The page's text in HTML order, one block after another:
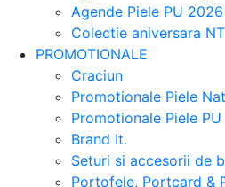
Agende Piele PU 2026
Colectie aniversara NT
PROMOTIONALE
Craciun
Promotionale Piele
Promotionale Piele PU
Brand It.
Seturi si accesorii de
Portofele, Portcard &